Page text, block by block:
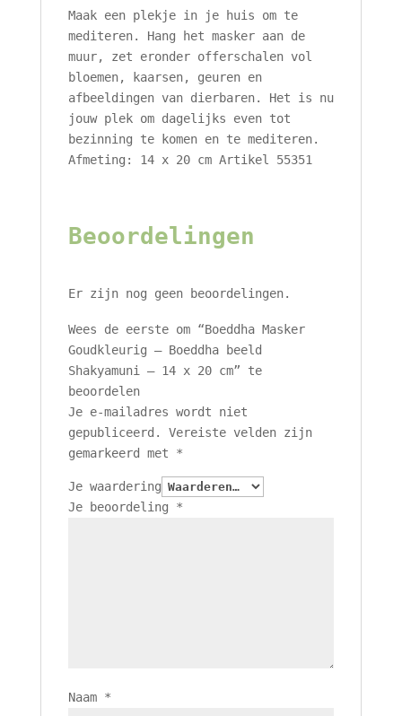
Maak een plekje in je huis om te
mediteren. Hang het masker aan de
muur, zet eronder offerschalen vol
bloemen, kaarsen, geuren en
afbeeldingen van dierbaren. Het is nu
jouw plek om dagelijks even tot
bezinning te komen en te mediteren.
Afmeting: 14 x 20 cm Artikel 55351
Beoordelingen
Er zijn nog geen beoordelingen.
Wees de eerste om “Boeddha Masker
Goudkleurig – Boeddha beeld
Shakyamuni – 14 x 20 cm” te
beoordelen
Je e-mailadres wordt niet
gepubliceerd.
Vereiste velden zijn
gemarkeerd met *
Je waardering
Je beoordeling *
Naam *